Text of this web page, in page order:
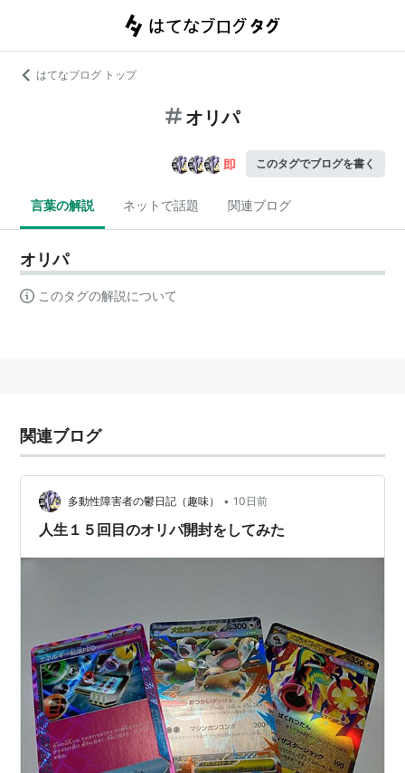
はてなブログ トップ
オリパ
このタグでブログを書く
言葉の解説 ネットで話題 関連ブログ
オリパ
このタグの解説について
関連ブログ
多動性障害者の鬱日記（趣味） • 10日前
人生１５回目のオリパ開封をしてみた